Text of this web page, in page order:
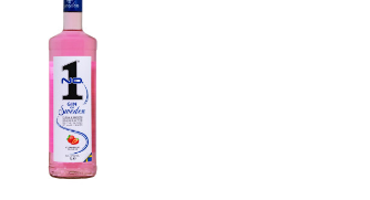
In den Korb